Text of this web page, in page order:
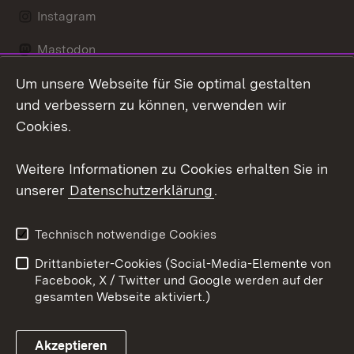
Instagram
Mastodon
Messenger
Kontakt
Impressum
Cookies
Um unsere Webseite für Sie optimal gestalten
und verbessern zu können, verwenden wir
Cookies.
Weitere Informationen zu Cookies erhalten Sie in
unserer Datenschutzerklärung.
Technisch notwendige Cookies
Drittanbieter-Cookies (Social-Media-Elemente von
Facebook, X / Twitter und Google werden auf der
gesamten Webseite aktiviert.)
Akzeptieren